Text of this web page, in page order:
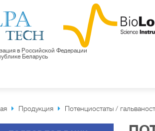
в Российской Федерации
Беларусь
Продукция Потенциостаты /